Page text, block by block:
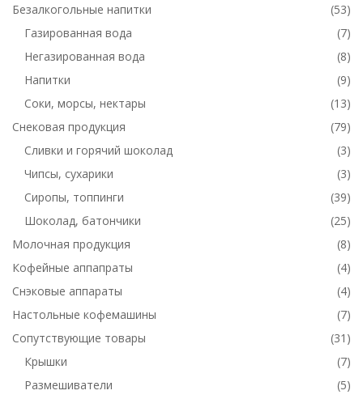
Безалкогольные напитки
(53)
Газированная вода
(7)
Негазированная вода
(8)
Напитки
(9)
Соки, морсы, нектары
(13)
Снековая продукция
(79)
Сливки и горячий шоколад
(3)
Чипсы, сухарики
(3)
Сиропы, топпинги
(39)
Шоколад, батончики
(25)
Молочная продукция
(8)
Кофейные аппапраты
(4)
Снэковые аппараты
(4)
Настольные кофемашины
(7)
Сопутствующие товары
(31)
Крышки
(7)
Размешиватели
(5)